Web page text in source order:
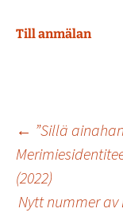
Till anmälan
← ”Sillä
(2022)
Nytt nummer